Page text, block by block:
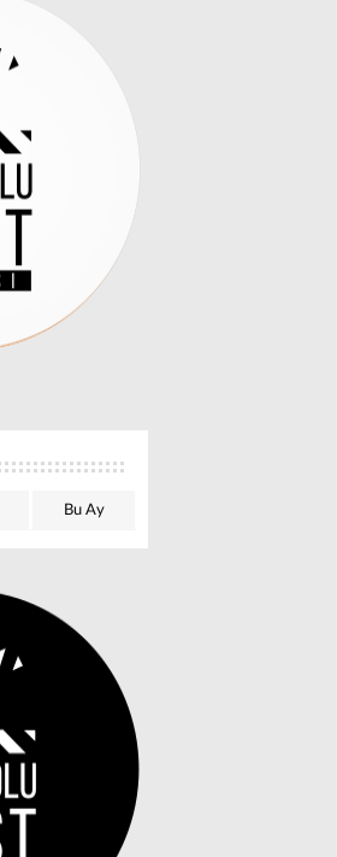
Bu Ay